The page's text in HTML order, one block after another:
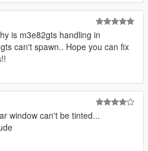
is m3e82gts handling in
can't spawn.. Hope you can fix
window can't be tinted...